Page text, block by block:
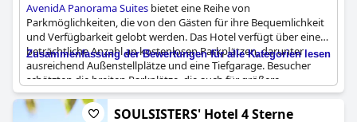
AvenidA Panorama Suites bietet eine Reihe von
Parkmöglichkeiten, die von den Gästen für ihre Bequemlichkeit
und Verfügbarkeit gelobt werden. Das Hotel verfügt über eine
beträchtliche Anzahl an kostenlosen Parkplätzen, darunter
ausreichend Außenstellplätze und eine Tiefgarage. Besucher
schätzten die breiten Parkplätze, die auch für größere
Fahrzeuge wie Kleinbusse ausreichend Platz bieten. Darüber
hinaus bietet die Garage Annehmlichkeiten wie Ladestationen
Zusammenfassung der Bewertungen für alle Kategorien lesen
SOULSISTERS' Hotel 4 Sterne